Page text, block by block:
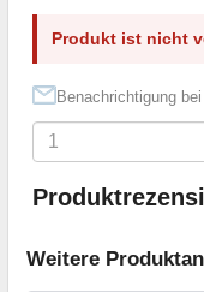
Produkt ist nicht
Benachrichtigung
Weitere